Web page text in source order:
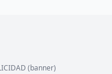
(banner)